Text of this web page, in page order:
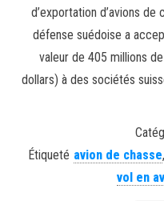
d’exportation d’avions
défense suédoise a
valeur de 405 millions
dollars) à des sociétés
Étiqueté avion de chasse,
vol en